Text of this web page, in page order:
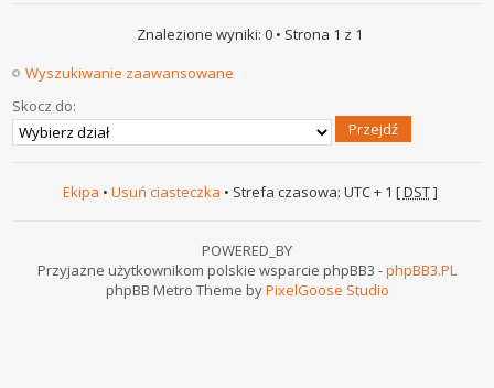
Znalezione wyniki: 0 • Strona 1 z 1
Wyszukiwanie zaawansowane
Skocz do:
Ekipa • Usuń ciasteczka • Strefa czasowa: UTC + 1 [DST]
POWERED_BY
Przyjazne użytkownikom polskie wsparcie phpBB3 -phpBB3.PL
phpBB Metro Theme byPixelGoose Studio